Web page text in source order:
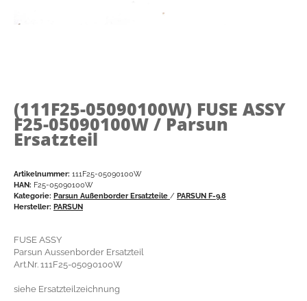
(111F25-05090100W) FUSE ASSY
F25-05090100W / Parsun
Ersatzteil
Artikelnummer: 111F25-05090100W
HAN: F25-05090100W
Kategorie: Parsun Außenborder Ersatzteile / PARSUN F-9.8
Hersteller: PARSUN
FUSE ASSY
Parsun Aussenborder Ersatzteil
Art.Nr. 111F25-05090100W
siehe Ersatzteilzeichnung